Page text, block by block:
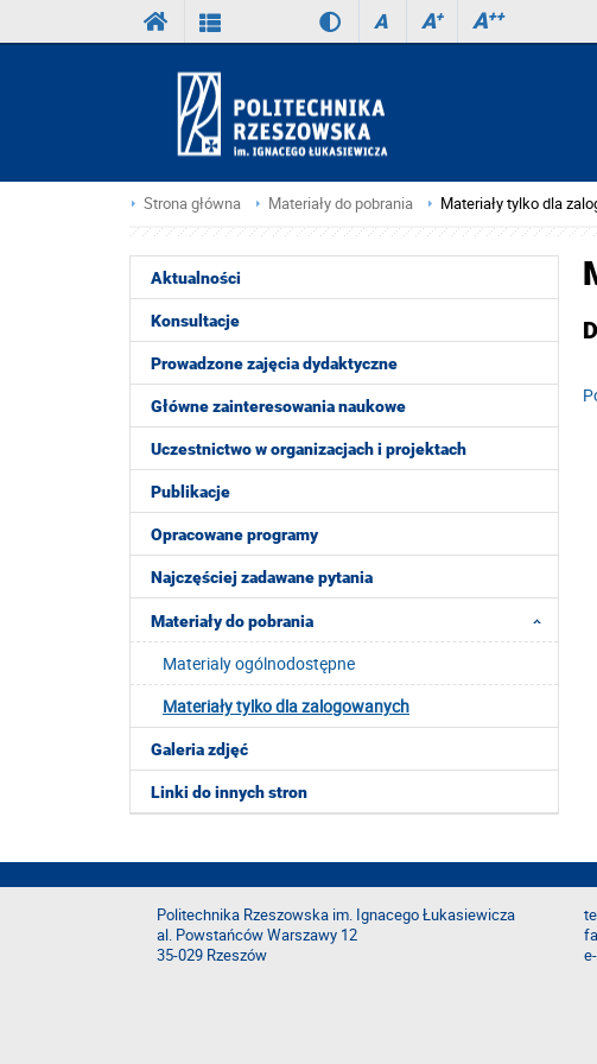
A A+ A++
Strona główna Materiały do pobrania Materiały tylko dla
Aktualności
Konsultacje
Prowadzone zajęcia dydaktyczne
Główne zainteresowania naukowe
Uczestnictwo w organizacjach i projektach
Publikacje
Opracowane programy
Najczęściej zadawane pytania
Materiały do pobrania
Materialy ogólnodostępne
Materiały tylko dla zalogowanych
Galeria zdjęć
Linki do innych stron
Politechnika Rzeszowska im. Ignacego Łukasiewicza
al. Powstańców Warszawy 12
35-029 Rzeszów